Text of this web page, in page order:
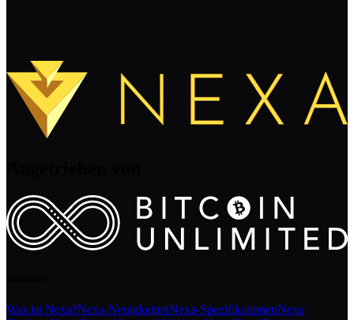
Was ist Nexa?Nexa-NeuigkeitenNexa-SpezifikationenNexa